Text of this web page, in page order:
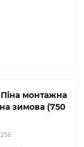
монтажна
зимова (750